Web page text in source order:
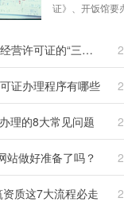
证》、开饭馆要
理《公共场所卫
……食品混合业
越普遍，经营者
间，准备多份材
前并不少见。
你是否了解食品经营许可证的“三证合一”
证办理程序有哪些
理的8大常见问题
站做好准备了吗？
质这7大流程必走